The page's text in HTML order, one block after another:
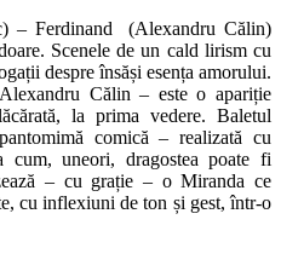
– Ferdinand (Alexandru Călin)
Scenele de un cald lirism cu
despre însăși esența amorului.
Călin – este o apariție
la prima vedere. Baletul
comică – realizată cu
cum, uneori, dragostea poate fi
– cu grație – o Miranda ce
cu inflexiuni de ton și gest, într-o